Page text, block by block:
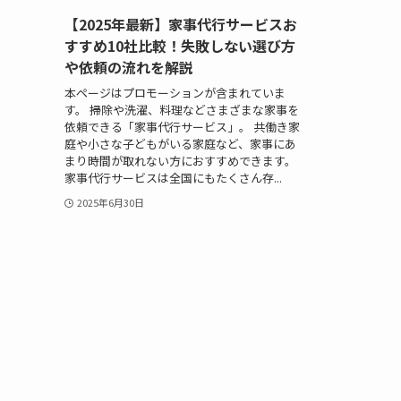
【2025年最新】家事代行サービスお
すすめ10社比較！失敗しない選び方
や依頼の流れを解説
本ページはプロモーションが含まれていま
す。 掃除や洗濯、料理などさまざまな家事を
依頼できる「家事代行サービス」。 共働き家
庭や小さな子どもがいる家庭など、家事にあ
まり時間が取れない方におすすめできます。
家事代行サービスは全国にもたくさん存...
2025年6月30日